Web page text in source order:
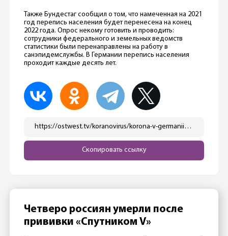
Также Бундестаг сообщил о том, что намеченная на 2021
год перепись населения будет перенесена на конец
2022 года. Опрос некому готовить и проводить:
сотрудники федерального и земельных ведомств
статистики были перенаправлены на работу в
санэпидемслужбы. В Германии перепись населения
проходит каждые десять лет.
https://ostwest.tv/koranovirus/korona-v-germanii-i-novyj-zakon-o-zashhite-ot-infekcij/
Скопировать ссылку
Четверо россиян умерли после
прививки «Спутником V»